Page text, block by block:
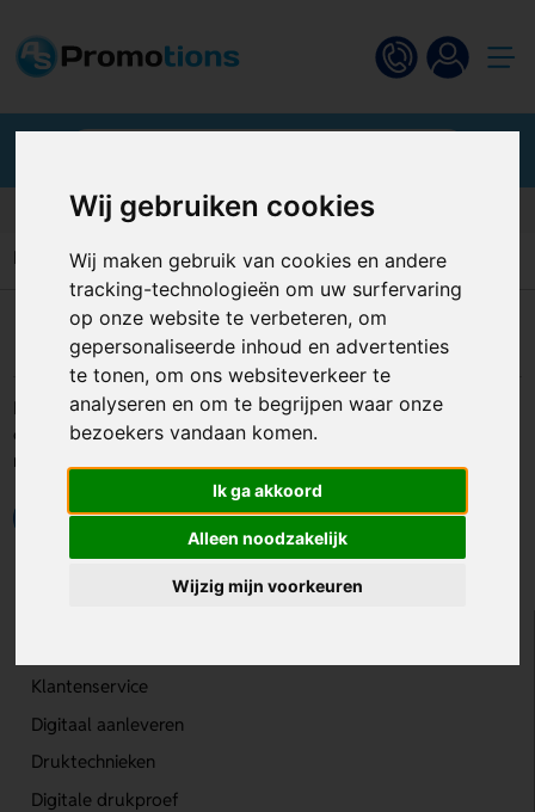
Wij gebruiken cookies
Wij maken gebruik van cookies en andere
tracking-technologieën om uw surfervaring
op onze website te verbeteren, om
gepersonaliseerde inhoud en advertenties
te tonen, om ons websiteverkeer te
analyseren en om te begrijpen waar onze
bezoekers vandaan komen.
Ik ga akkoord
Alleen noodzakelijk
Wijzig mijn voorkeuren
Klantbeoordeling van 9.4
Home Druktechnieken Doming
Doming
Krasvaste sticker voorzien van een stevige, glasheldere
coating. Wordt toegepast op o.a. sleutelhangers en USB
memory sticks.
< TERUG NAAR OVERZICHT
Klantenservice
Digitaal aanleveren
Druktechnieken
Digitale drukproef